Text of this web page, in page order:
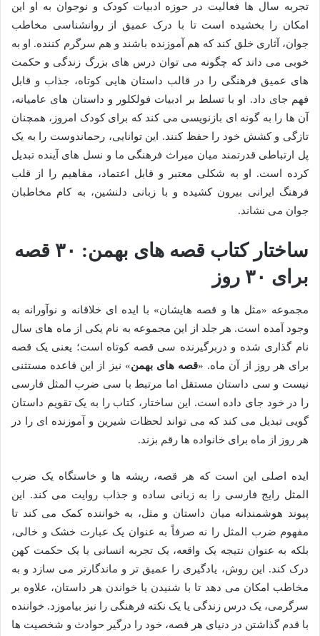
تجربه سال ها فعالیت در حوزه ادبیات کودک و نوجوان به او این
امکان را بخشیده است تا با درک عمیق از روانشناسی مخاطب
جوان، آثاری خلق کند که هم آموزنده باشند و هم سرگرم کننده. او به
خوبی می داند که چگونه می توان درس های بزرگ زندگی و حکمت
های عمیق فرهنگی را در قالب داستان هایی کوتاه، جذاب و قابل
فهم جای داد. او با تسلط بر ادبیات فولکلور و داستان های عامیانه،
آن ها را به گونه ای بازنویسی می کند که برای کودک امروز، همچنان
تازگی و کشش خود را حفظ کنند. این توانایی، رحماندوست را به یک
پل ارتباطی قدرتمند میان میراث فرهنگی ما و نسل های آینده تبدیل
کرده است. او به شکلی معتبر و قابل اعتماد، مفاهیم را از قلب
فرهنگ ایرانی بیرون کشیده و با زبانی دلنشین، به کام مخاطبان
جوان می نشاند.
ساختار کتاب قصه های بهمن: ۳۰ قصه
برای ۳۰ روز
مجموعه «مثل ها و قصه هایشان» با ایده ای خلاقانه و نوآورانه به
وجود آمده است. هر جلد از این مجموعه به نام یکی از ماه های سال
نام گذاری شده و دربرگیرنده سی قصه کوتاه است؛ یعنی یک قصه
برای هر روز از آن ماه. «قصه های بهمن» نیز از این قاعده مستثنی
نیست و سی داستان مستقل اما مرتبط با سی ضرب المثل فارسی
را در خود جای داده است. این ساختار، کتاب را به یک تقویم داستان
گویی تبدیل می کند که می تواند لحظات شیرین و آموزنده ای را در
هر روز از ماه برای خانواده ها رقم بزند.
ایده اصلی این است که هر قصه، ریشه ها و خاستگاه یک ضرب
المثل رایج فارسی را به زبانی ساده و جذاب روایت می کند. این
پیوند هوشمندانه میان داستان و مثل، به خواننده کمک می کند تا
مفهوم ضرب المثل را نه صرفاً به عنوان یک عبارت خشک و خالی،
بلکه به عنوان نتیجه یک واقعه، یک تجربه انسانی یا یک حکمت کهن
درک کند. این روش، یادگیری را عمیق تر و ماندگارتر می سازد و به
مخاطب امکان می دهد تا با شنیدن یا خواندن هر داستان، علاوه بر
سرگرمی، یک درس زندگی یا یک نکته فرهنگی را نیز بیاموزد. خواننده
با قدم گذاشتن در دنیای هر قصه، خود را درگیر حوادث و شخصیت ها